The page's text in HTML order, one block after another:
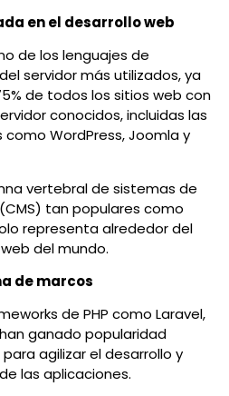
en el desarrollo web
de los lenguajes de
servidor más utilizados, ya
de todos los sitios web con
conocidos, incluidas las
WordPress, Joomla y
vertebral de sistemas de
tan populares como
representa alrededor del
del mundo.
de marcos
de PHP como Laravel,
ganado popularidad
agilizar el desarrollo y
las aplicaciones.